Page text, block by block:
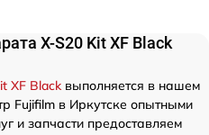
X-S20 Kit XF Black
XF Blackвыполняется в нашем
Fujifilm в Иркутске опытными
и запчасти предоставляем